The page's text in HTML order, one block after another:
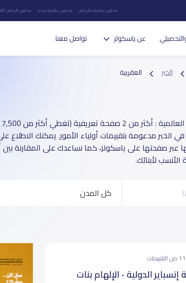
مدارس عالمية بالرياض مدارس عالمية بجده مدارس الرياض
عن ياسكولز تواصل معنا
الخبر العقربية
الخبر مدعومة بتقييمات أولياء الأمور. يمكنك الاطلاع
عبر صفحتها على ياسكولز، كما نساعدك على المقارنة
لأبنائك.
كل المدن
11 من التقييمات
إنسباير الدولية - الإلهام بنات